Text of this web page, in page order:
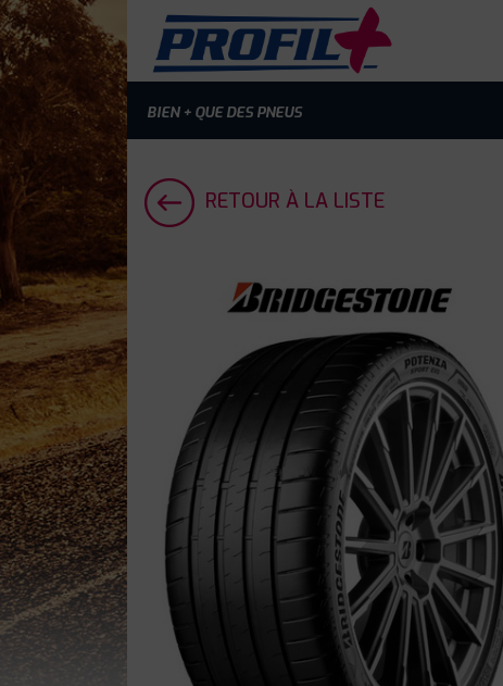
BIEN + QUE DES PNEUS
RETOUR À LA LISTE